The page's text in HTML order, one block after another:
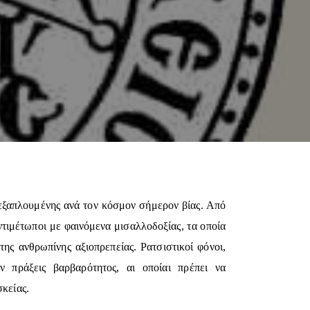
ανά τον κόσμον σήμερον βίας. Από
με φαινόμενα μισαλλοδοξίας, τα οποία
ανθρωπίνης αξιοπρεπείας. Ρατσιστικοί φόνοι,
πράξεις βαρβαρότητος, αι οποίαι πρέπει να